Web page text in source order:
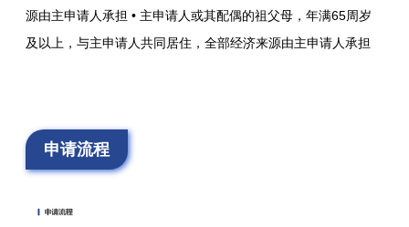
源由主申请人承担 • 主申请人或其配偶的祖父母，年满65周岁
及以上，与主申请人共同居住，全部经济来源由主申请人承担
申请流程